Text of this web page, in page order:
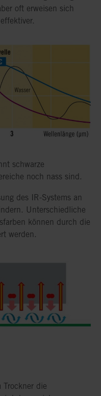
oft erweisen sich
schwarze
noch nass sind.
des IR-Systems an
Unterschiedliche
können durch die
werden.
Trockner die